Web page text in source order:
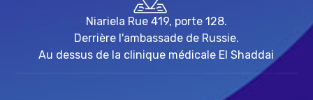
Niariela Rue 419, porte 128.
Derrière l'ambassade de Russie.
Au dessus de la clinique médicale El Shaddai